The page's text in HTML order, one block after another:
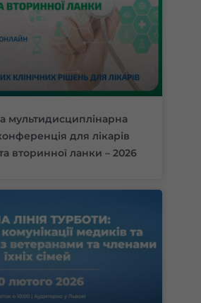
мультидисциплінарна
для лікарів
вторинної ланки – 2026